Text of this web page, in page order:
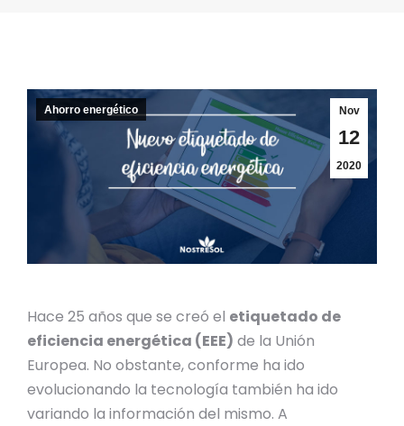
Nov
12
2020
Ahorro energético
Hace 25 años que se creó el etiquetado de
eficiencia energética (EEE) de la Unión
Europea. No obstante, conforme ha ido
evolucionando la tecnología también ha ido
variando la información del mismo. A